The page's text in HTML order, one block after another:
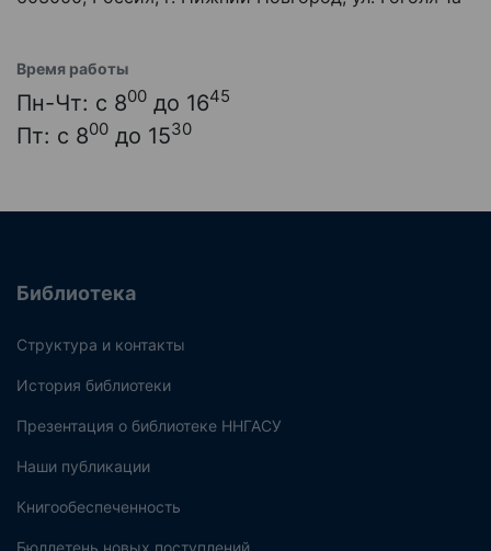
Время работы
Пн-Чт: с 800 до 1645
Пт: с 800 до 1530
Библиотека
Структура и контакты
История библиотеки
Презентация о библиотеке ННГАСУ
Наши публикации
Книгообеспеченность
Бюллетень новых поступлений